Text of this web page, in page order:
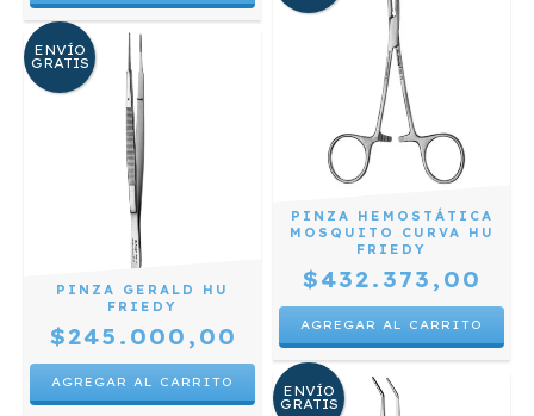
ENVÍO
GRATIS
PINZA GERALD HU
FRIEDY
$245.000,00
PINZA HEMOSTÁTICA
MOSQUITO CURVA HU
FRIEDY
$432.373,00
ENVÍO
GRATIS